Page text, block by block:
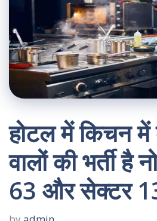
होटल में किचन
वालों की भर्ती है
63 और सेक्टर